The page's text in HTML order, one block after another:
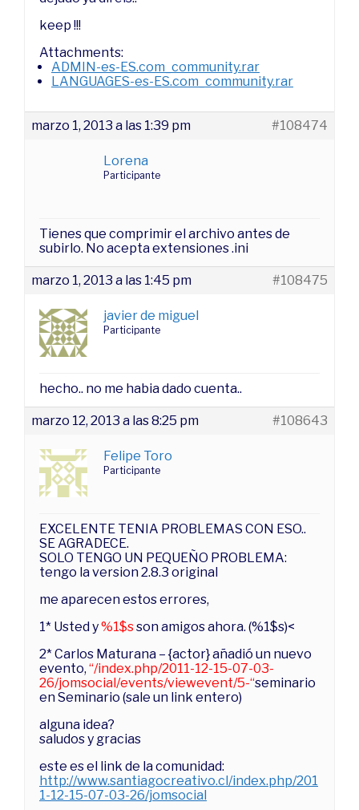
keep !!!
Attachments:
ADMIN-es-ES.com_community.rar
LANGUAGES-es-ES.com_community.rar
marzo 1, 2013 a las 1:39 pm #108474
Lorena
Participante
Tienes que comprimir el archivo antes de
subirlo. No acepta extensiones .ini
marzo 1, 2013 a las 1:45 pm #108475
javier de miguel
Participante
hecho.. no me habia dado cuenta..
marzo 12, 2013 a las 8:25 pm #108643
Felipe Toro
Participante
EXCELENTE TENIA PROBLEMAS CON ESO..
SE AGRADECE.
SOLO TENGO UN PEQUEÑO PROBLEMA:
tengo la version 2.8.3 original
me aparecen estos errores,
1* Usted y%1$sson amigos ahora. (%1$s)<
2* Carlos Maturana – {actor} añadió un nuevo
evento, “/index.php/2011-12-15-07-03-
26/jomsocial/events/viewevent/5-“seminario
en Seminario (sale un link entero)
alguna idea?
saludos y gracias
este es el link de la comunidad:
http://www.santiagocreativo.cl/index.php/201
1-12-15-07-03-26/jomsocial